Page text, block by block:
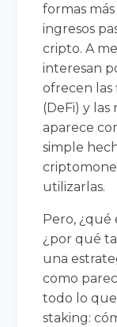
formas
ingresos
cripto. A
interesan
ofrecen las
(DeFi) y
aparece
simple
utilizarlas.
Pero, ¿qué
¿por qué
una
como
todo lo que
staking: